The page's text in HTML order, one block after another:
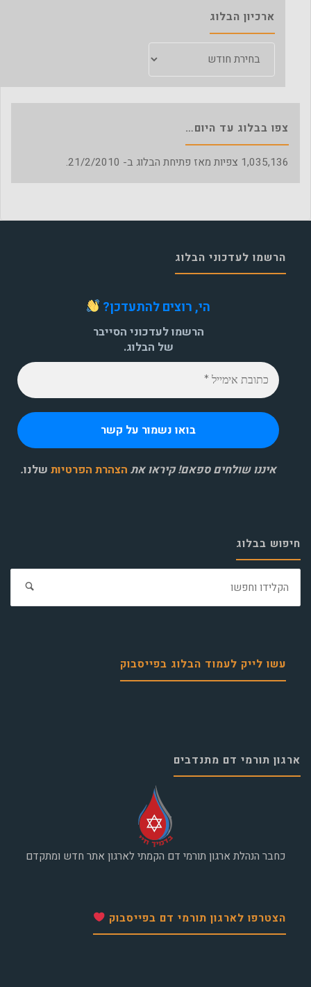
ארכיון הבלוג
צפו בבלוג עד היום…
1,035,136 צפיות מאז פתיחת הבלוג ב- 21/2/2010.
הרשמו לעדכוני הבלוג
הי, רוצים להתעדכן?
הרשמו לעדכוני הסייבר
של הבלוג.
איננו שולחים ספאם! קיראו את הצהרת הפרטיות שלנו.
חיפוש בבלוג
עשו לייק לעמוד הבלוג בפייסבוק
ארגון תורמי דם מתנדבים
כחבר הנהלת ארגון תורמי דם הקמתי לארגון אתר חדש ומתקדם
הצטרפו לארגון תורמי דם בפייסבוק